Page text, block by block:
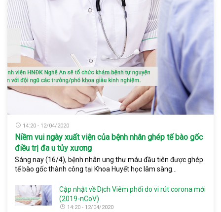
14:20 - 12/04/2020
Niềm vui ngày xuất viện của bệnh nhân ghép tế bào gốc
điều trị đa u tủy xương
Sáng nay (16/4), bệnh nhân ung thư máu đầu tiên được ghép
tế bào gốc thành công tại Khoa Huyết học lâm sàng...
Cập nhật về Dịch Viêm phổi do vi rút corona mới
(2019-nCoV)
14:20 - 12/04/2020